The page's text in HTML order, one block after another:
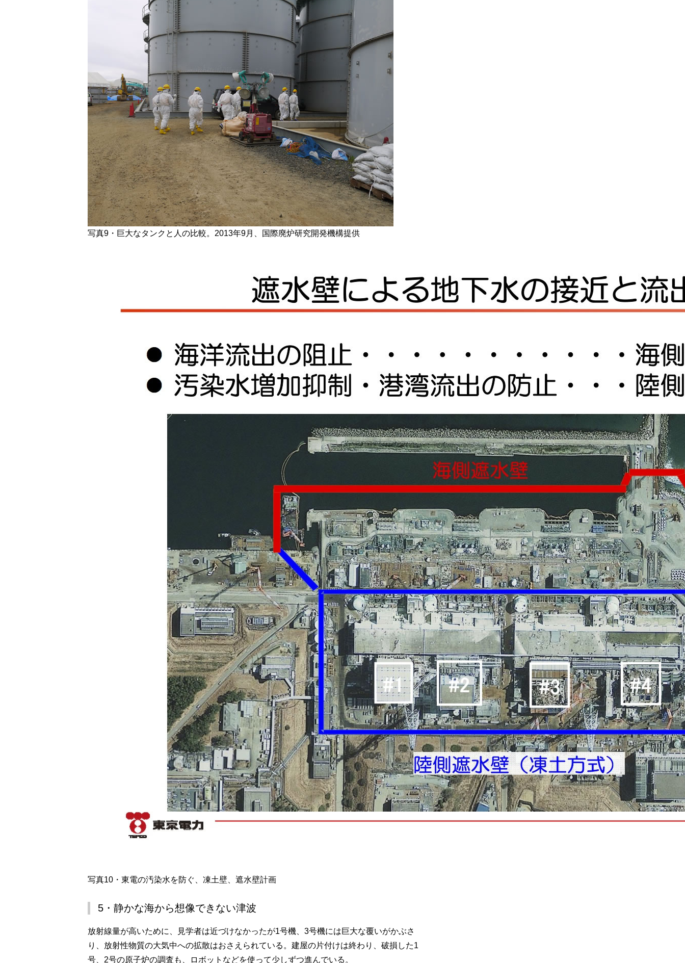
写真9・巨大なタンクと人の比較。2013年9月、国際廃炉研究開発機構提供
写真10・東電の汚染水を防ぐ、凍土壁、遮水壁計画
5・静かな海から想像できない津波
放射線量が高いために、見学者は近づけなかったが1号機、3号機には巨大な覆いがかぶさ
り、放射性物質の大気中への拡散はおさえられている。建屋の片付けは終わり、破損した1
号、2号の原子炉の調査も、ロボットなどを使って少しずつ進んでいる。